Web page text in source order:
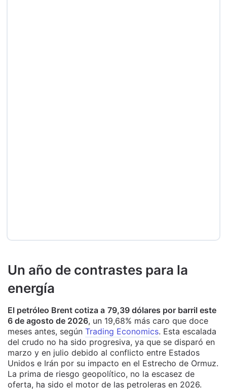
Un año de contrastes para la
energía
El petróleo Brent cotiza a 79,39 dólares por barril este
6 de agosto de 2026, un 19,68% más caro que doce
meses antes, según Trading Economics. Esta escalada
del crudo no ha sido progresiva, ya que se disparó en
marzo y en julio debido al conflicto entre Estados
Unidos e Irán por su impacto en el Estrecho de Ormuz.
La prima de riesgo geopolítico, no la escasez de
oferta, ha sido el motor de las petroleras en 2026.